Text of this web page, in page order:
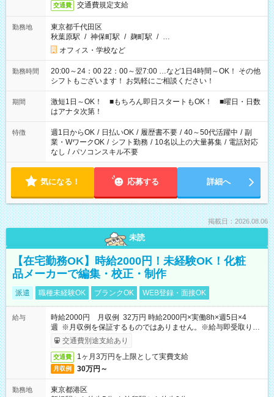
交通費 交通費規定支給
勤務地
東京都千代田区
秋葉原駅 / 神保町駅 / 麹町駅 / …
オフィス・学校など
勤務時間
20:00～24：00 22：00～翌7:00 …など1日4時間～OK！ その他
シフトもございます！ お気軽にご相談ください！
期間
激短1日～OK！ ■もちろん即日スタートもOK！ ■曜日・日数
はアナタ次第！
特徴 週1日からOK / 日払いOK / 履歴書不要 / 40～50代活躍中 / 副
業・WワークOK / シフト勤務 / 10名以上の大量募集 / 電話対応
なし / パソコンスキル不要
気になる！ 応募する 詳細へ
掲載日：2026.08.06
未読
【在宅勤務OK】時給2000円！未経験OK！化粧
品メーカーで編集・校正・制作
派遣 職種未経験OK ブランクOK WEB登録・面接OK
給与
時給2000円 月収例 32万円 時給2000円×実働8h×週5日×4
週 ※月収例を保証するものではありません。※給与即受取りサ
ービス利用可（利用条件有）
交通費別途支給あり
交通費 1ヶ月3万円を上限として実費支給
月収例 30万円～
勤務地
東京都港区